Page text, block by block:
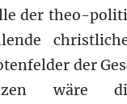
der theo-
der
wäre